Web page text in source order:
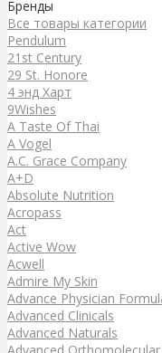
Бренды
Все товары категории
Pendulum
21st Century
29 St. Honore
4 энд Харт
9Wishes
A Taste Of Thai
A Vogel
A.C. Grace Company
A+D
Absolute Nutrition
Acropass
Act
Active Wow
Acwell
Admire My Skin
Advance Physician
Advanced Clinicals
Advanced Naturals